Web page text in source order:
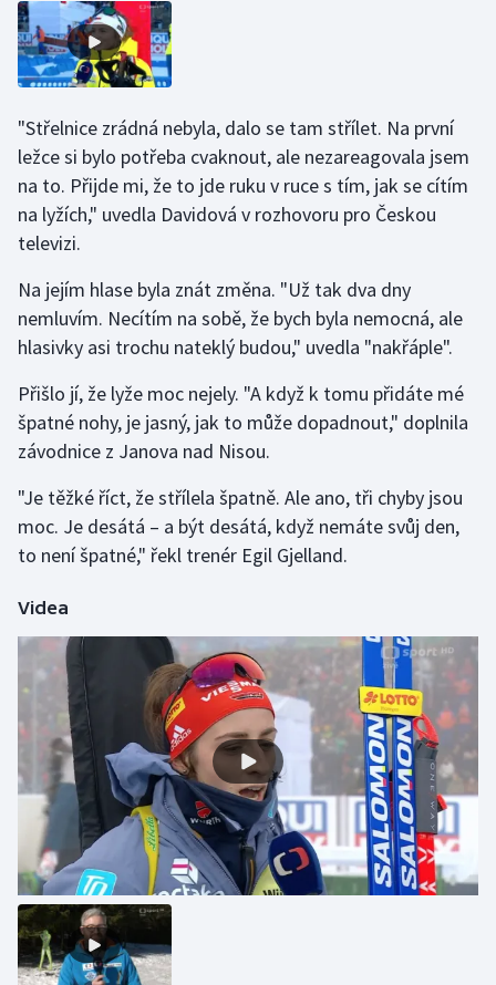
Krasobruslení
Lezení
Lyže a snowboard
Moderní pětiboj
Motorsport
Olympijské hry
Parasport
Plavání
Ragby
Rychlobruslení
Short track
Sportovní střelba
Stolní tenis
Triatlon
Veslování
Vodní slalom
"Střelnice zrádná nebyla, dalo se tam střílet. Na první
ležce si bylo potřeba cvaknout, ale nezareagovala jsem
na to. Přijde mi, že to jde ruku v ruce s tím, jak se cítím
na lyžích," uvedla Davidová v rozhovoru pro Českou
televizi.
Na jejím hlase byla znát změna. "Už tak dva dny
nemluvím. Necítím na sobě, že bych byla nemocná, ale
hlasivky asi trochu nateklý budou," uvedla "nakřáple".
Přišlo jí, že lyže moc nejely. "A když k tomu přidáte mé
špatné nohy, je jasný, jak to může dopadnout," doplnila
závodnice z Janova nad Nisou.
"Je těžké říct, že střílela špatně. Ale ano, tři chyby jsou
moc. Je desátá – a být desátá, když nemáte svůj den,
to není špatné," řekl trenér Egil Gjelland.
Videa